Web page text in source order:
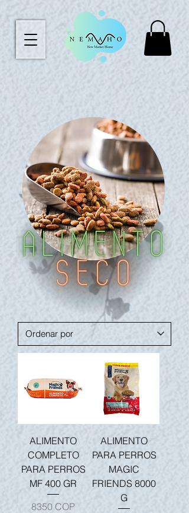
ALIMENTO
COMPLETO
PARA PERROS
MF 400 GR
Precio
8350 COP
ALIMENTO
PARA PERROS
MAGIC
FRIENDS 8000
G